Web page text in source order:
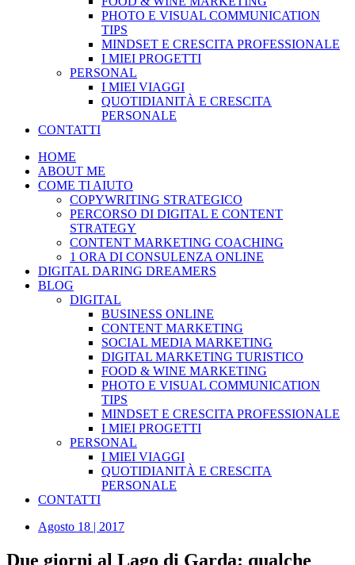
PHOTO E VISUAL COMMUNICATION
TIPS
MINDSET E CRESCITA PROFESSIONALE
I MIEI PROGETTI
PERSONAL
I MIEI VIAGGI
QUOTIDIANITÀ E CRESCITA
PERSONALE
CONTATTI
HOME
ABOUT ME
COME TI AIUTO
COPYWRITING STRATEGICO
PERCORSO DI DIGITAL E CONTENT
STRATEGY
CONTENT MARKETING COACHING
1 ORA DI CONSULENZA ONLINE
DIGITAL DARING DREAMERS
BLOG
DIGITAL
BUSINESS ONLINE
CONTENT MARKETING
SOCIAL MEDIA MARKETING
DIGITAL MARKETING TURISTICO
FOOD & WINE MARKETING
PHOTO E VISUAL COMMUNICATION
TIPS
MINDSET E CRESCITA PROFESSIONALE
I MIEI PROGETTI
PERSONAL
I MIEI VIAGGI
QUOTIDIANITÀ E CRESCITA
PERSONALE
CONTATTI
Agosto 18 | 2017
Due giorni al Lago di Garda: qualche